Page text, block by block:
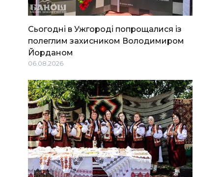
Сьогодні в Ужгороді попрощалися із
полеглим захисником Володимиром
Йорданом
06.08.2026